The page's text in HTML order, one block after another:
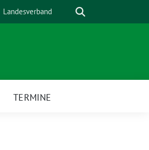
Landesverband Suche
TERMINE